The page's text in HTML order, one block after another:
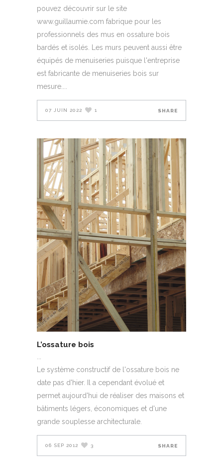
pouvez découvrir sur le site
www.guillaumie.com fabrique pour les
professionnels des mus en ossature bois
bardés et isolés. Les murs peuvent aussi être
équipés de menuiseries puisque l'entreprise
est fabricante de menuiseries bois sur
mesure.
07 JUIN 2022 1 SHARE
L’ossature bois
Le système constructif de l'ossature bois ne
date pas d'hier. Il a cependant évolué et
permet aujourd'hui de réaliser des maisons et
bâtiments légers, économiques et d'une
grande souplesse architecturale.
06 SEP 2012 3 SHARE